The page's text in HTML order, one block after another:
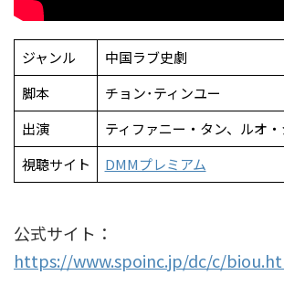
ジャンル
中国ラブ史劇
脚本
チョン･ティンユー
出演
ティファニー・タン、ルオ
視聴サイト
DMMプレミアム
公式サイト：
https://www.spoinc.jp/dc/c/